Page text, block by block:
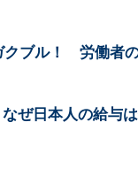
クブル！ 労働者
なぜ日本人の給与